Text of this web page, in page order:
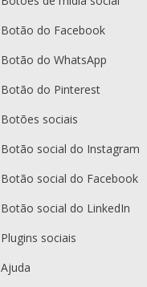
Botão do Facebook
Botão do WhatsApp
Botão do Pinterest
Botões sociais
Botão social do Instagram
Botão social do Facebook
Botão social do LinkedIn
Plugins sociais
Ajuda